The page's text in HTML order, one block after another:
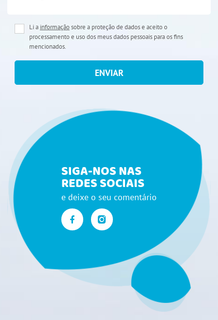
Li a informaçãosobre a proteção de dados e aceito o
processamento e uso dos meus dados pessoais para os fins
mencionados.
ENVIAR
SIGA-NOS NAS
REDES SOCIAIS
e deixe o seu comentário